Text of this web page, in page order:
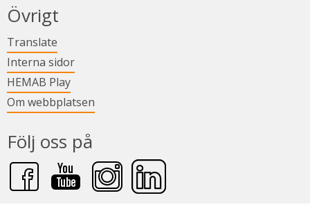
Övrigt
Translate
Interna sidorLänk till annan webbplats.
HEMAB PlayLänk till annan webbplats.
Om webbplatsen
Följ oss på